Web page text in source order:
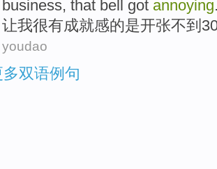
business, that bell got annoying
让我很有成就感的是开张不到
youdao
多双语例句